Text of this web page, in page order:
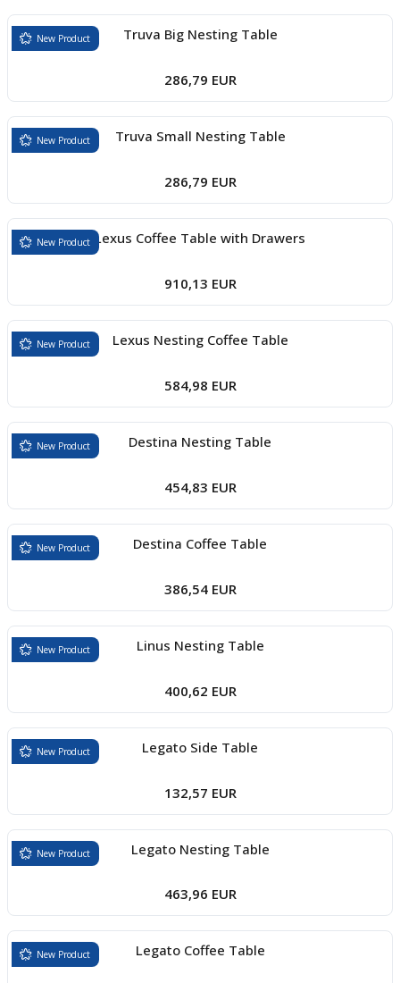
New Product Truva Big Nesting Table
286,79 EUR
New Product Truva Small Nesting Table
286,79 EUR
New Product Lexus Coffee Table with Drawers
910,13 EUR
New Product Lexus Nesting Coffee Table
584,98 EUR
New Product Destina Nesting Table
454,83 EUR
New Product Destina Coffee Table
386,54 EUR
New Product Linus Nesting Table
400,62 EUR
New Product Legato Side Table
132,57 EUR
New Product Legato Nesting Table
463,96 EUR
New Product Legato Coffee Table